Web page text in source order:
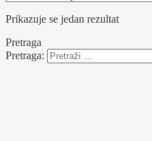
Prikazuje se jedan rezultat
Pretraga
Pretraga: